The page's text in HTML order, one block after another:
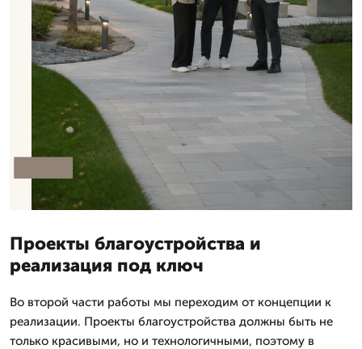
Проекты благоустройства и
реализация под ключ
Во второй части работы мы переходим от концепции к
реализации. Проекты благоустройства должны быть не
только красивыми, но и технологичными, поэтому в